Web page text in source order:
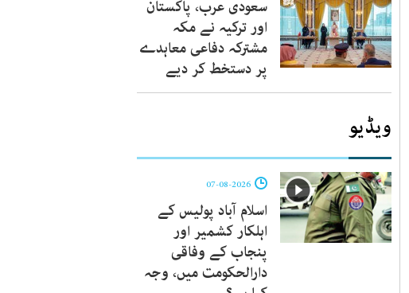
سعودی عرب، پاکستان
اور ترکیہ نے مکہ
مشترکہ دفاعی معاہدے
پر دستخط کر دیے
ویڈیو
اسلام آباد پولیس کے
اہلکار کشمیر اور
پنجاب کے وفاقی
دارالحکومت میں، وجہ